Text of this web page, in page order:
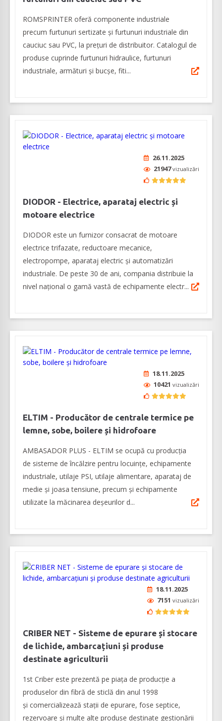
ROMSPRINTER oferă componente industriale
precum furtunuri sertizate și furtunuri industriale din
cauciuc sau PVC, la prețuri de distribuitor. Catalogul de
produse cuprinde furtunuri hidraulice, furtunuri
industriale, armături și bucșe, fiti...
26.11.2025
21947vizualizări
DIODOR - Electrice, aparataj electric și
motoare electrice
DIODOR este un furnizor consacrat de motoare
electrice trifazate, reductoare mecanice,
electropompe, aparataj electric și automatizări
industriale. De peste 30 de ani, compania distribuie la
nivel național o gamă vastă de echipamente electr...
18.11.2025
10421 vizualizări
ELTIM - Producător de centrale termice pe
lemne, sobe, boilere și hidrofoare
AMBASADOR PLUS - ELTIM se ocupă cu producția
de sisteme de încălzire pentru locuințe, echipamente
industriale, utilaje PSI, utilaje alimentare, aparataj de
medie şi joasa tensiune, precum şi echipamente
utilizate la măcinarea deşeurilor d...
18.11.2025
7151 vizualizări
CRIBER NET - Sisteme de epurare și stocare
de lichide, ambarcațiuni și produse
destinate agriculturii
1st Criber este prezentă pe piața de producție a
produselor din fibră de sticlă din anul 1998
și comercializează stații de epurare, fose septice,
rezervoare și multe alte produse destinate gestionării